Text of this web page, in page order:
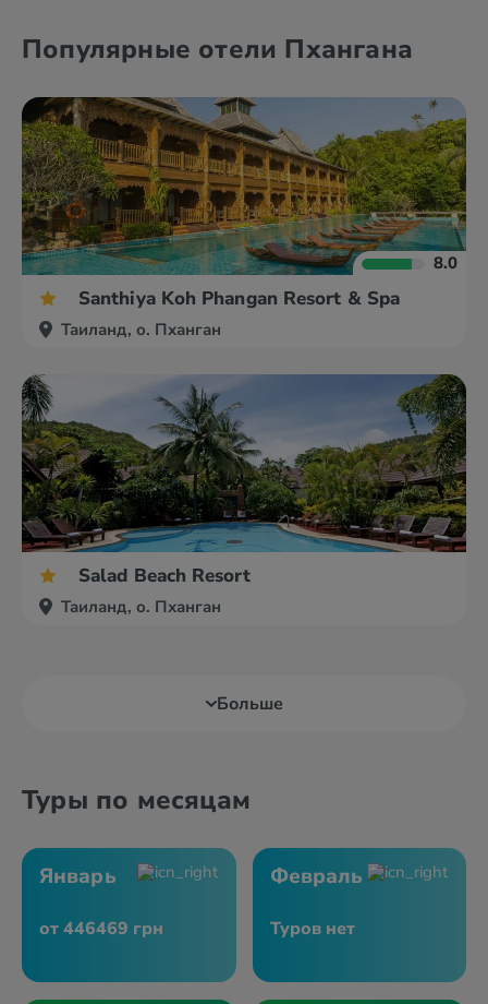
Као Лак о. Ланта
Популярные отели Пхангана
8.0
Santhiya Koh Phangan Resort & Spa
Таиланд, о. Пханган
Salad Beach Resort
Таиланд, о. Пханган
Больше
Туры по месяцам
Январь
от 446469 грн
Февраль
Туров нет